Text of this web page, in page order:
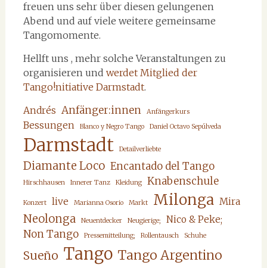
freuen uns sehr über diesen gelungenen
Abend und auf viele weitere gemeinsame
Tangomomente.
Hellft uns , mehr solche Veranstaltungen zu
organisieren und werdet Mitglied der
Tango!nitiative Darmstadt.
Andrés Anfänger:innen Anfängerkurs
Bessungen Blanco y Negro Tango Daniel Octavo Sepúlveda
Darmstadt Detailverliebte
Diamante Loco Encantado del Tango
Hirschhausen Innerer Tanz Kleidung Knabenschule
Konzert live Marianna Osorio Markt Milonga Mira
Neolonga Neuentdecker Neugierige; Nico & Peke;
Non Tango Pressemitteilung; Rollentausch Schuhe
Sueño Tango Tango Argentino